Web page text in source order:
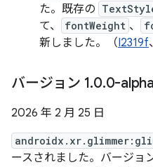
た。既存の
て、
fontWeight 、
新しました。（I2319f、
バージョン 1.0.0-
2026 年 2 月 25 日
ースされました。バージョ